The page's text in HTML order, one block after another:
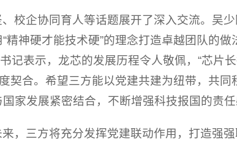
校企协同育人等话题展开了深入交流。吴
神硬才能技术硬”的理念打造卓越团队的做
记表示，龙芯的发展历程令人敬佩，“芯片
契合。希望三方能以党建共建为纽带，共
家发展紧密结合，不断增强科技报国的责任
，三方将充分发挥党建联动作用，打造强